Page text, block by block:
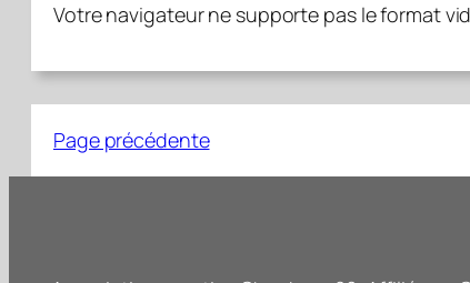
Votre navigateur ne supporte pas le format
Page précédente